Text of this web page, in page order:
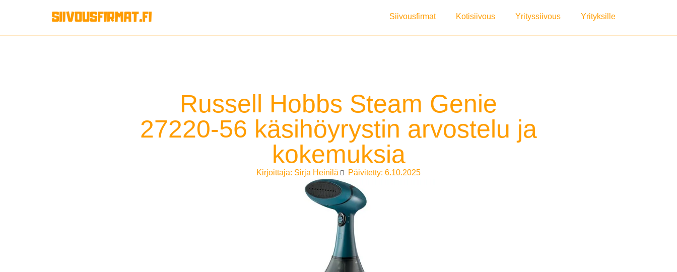
Siivousfirmat Kotisiivous Yrityssiivous Yrityksille
Russell Hobbs Steam Genie
27220-56 käsihöyrystin arvostelu ja
kokemuksia
Kirjoittaja: Sirja Heinilä Päivitetty: 6.10.2025